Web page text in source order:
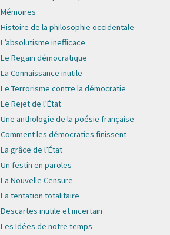
Mémoires
Histoire de la philosophie occidentale
L’absolutisme inefficace
Le Regain démocratique
La Connaissance inutile
Le Terrorisme contre la démocratie
Le Rejet de l’État
Une anthologie de la poésie française
Comment les démocraties finissent
La grâce de l’État
Un festin en paroles
La Nouvelle Censure
La tentation totalitaire
Descartes inutile et incertain
Les Idées de notre temps